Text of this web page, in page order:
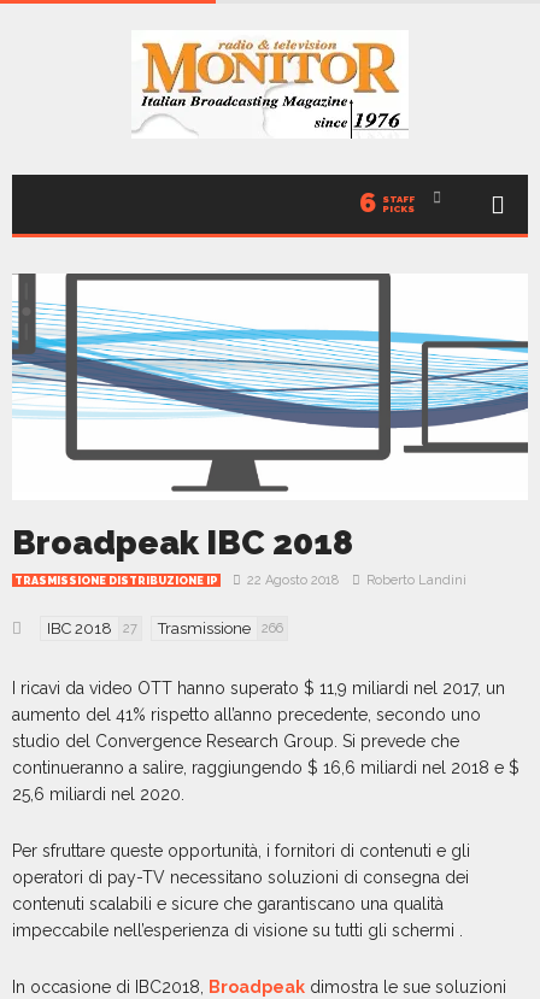
6 STAFF
PICKS
Broadpeak IBC 2018
TRASMISSIONE DISTRIBUZIONE IP 22 Agosto 2018 Roberto Landini
IBC 2018 27 Trasmissione 266
I ricavi da video OTT hanno superato $ 11,9 miliardi nel 2017, un
aumento del 41% rispetto all’anno precedente, secondo uno
studio del Convergence Research Group. Si prevede che
continueranno a salire, raggiungendo $ 16,6 miliardi nel 2018 e $
25,6 miliardi nel 2020.
Per sfruttare queste opportunità, i fornitori di contenuti e gli
operatori di pay-TV necessitano soluzioni di consegna dei
contenuti scalabili e sicure che garantiscano una qualità
impeccabile nell’esperienza di visione su tutti gli schermi .
In occasione di IBC2018, Broadpeak dimostra le sue soluzioni